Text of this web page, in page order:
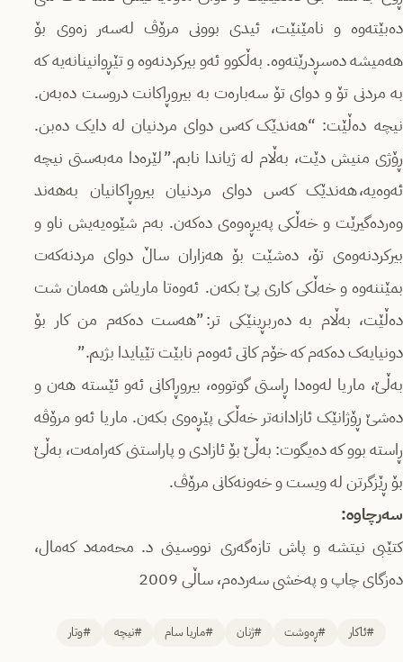
دەبێتەوە و نامێنێت، ئیدی بوونی مرۆڤ لەسەر زەوی بۆ
هەمیشە دەسڕدرێتەوە. بەڵکوو ئەو بیرکردنەوە و تێڕوانینانەیە کە
بە مردنی تۆ و دوای تۆ سەبارەت بە بیروڕاکانت دروست دەبەن.
نیچە دەڵێت: “هەندێک کەس دوای مردنیان لە دایک دەبن.
ڕۆژی منیش دێت، بەڵام لە ژیاندا نابم.” لێرەدا مەبەستی نیچە
ئەوەیە، هەندێک کەس دوای مردنیان بیروڕاکانیان بەهەند
وەردەگیرێت و خەڵکی پەیڕەوەی دەکەن. بەم شێوەیەیش ناو و
بیرکردنەوەی تۆ، دەشێت بۆ هەزاران ساڵ دوای مردنەکەت
بمێننەوە و خەڵکی کاری پێ بکەن. ئەوەتا ماریاش هەمان شت
دەڵێت، بەڵام بە دەربڕینێکی تر: ”هەست دەکەم من کار بۆ
دونیایەک دەکەم کە خۆم کاتی ئەوەم نابێت تێیایدا بژیم.”
بەڵێ، ماریا لەوەدا ڕاستی گوتووە، بیروڕاکانی ئەو ئێستە هەن و
دەشێ ڕۆژانێک ئازادانەتر خەڵکی پێڕەوی بکەن. ماریا ئەو مرۆڤە
ڕاستە بوو کە دەیگوت: بەڵێ بۆ ئازادی و پاراستنی کەرامەت، بەڵێ
بۆ ڕێزگرتن لە ویست و خەونەکانی مرۆڤ.
سەرچاوە:
کتێبی نیتشە و پاش تازەگەری نووسینی د. محەمەد کەمال،
دەزگای چاپ و پەخشی سەردەم، ساڵی 2009
#ئاکار #ڕەوشت #ژنان #ماریا سام #نیچە #وتار